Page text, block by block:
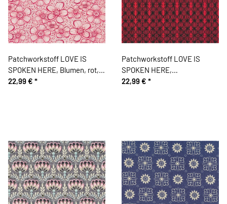
Patchworkstoff LOVE IS
SPOKEN HERE, Blumen, rot,
Cori Dantini
22,99 € *
Patchworkstoff LOVE IS
SPOKEN HERE,
Zwiebelmuster, rot, Cori
22,99 € *